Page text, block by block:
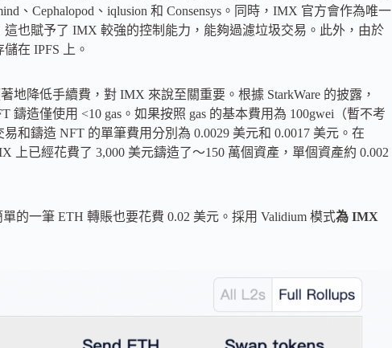
、Cephalopod、iqlusion 和 Consensys。同時，IMX 官方會作為唯一
也賦予了 IMX 較強的控制能力，能夠過濾垃圾交易。此外，由於
在 IPFS 上。
地降低手續費，對 IMX 來說至關重要。根據 StarkWare 的披露，
鑄造僅使用 <10 gas。如果按照 gas 的基本費用為 100gwei（暫不考
和鑄造 NFT 的單筆費用分別為 0.0029 美元和 0.0017 美元。在
上已經花費了 3,000 美元鑄造了～150 萬個資產，單個資產約 0.002
的一筆 ETH 轉賬也要花費 0.02 美元。採用 Validium 模式為 IMX